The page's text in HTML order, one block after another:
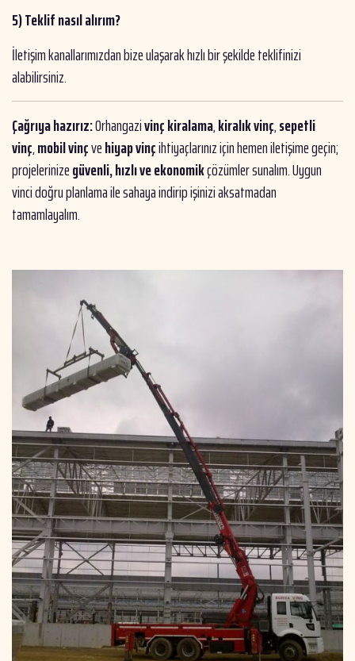
5) Teklif nasıl alırım?
İletişim kanallarımızdan bize ulaşarak hızlı bir şekilde teklifinizi
alabilirsiniz.
Çağrıya hazırız:Orhangazivinç kiralama,kiralık vinç,sepetli
vinç,mobil vinçvehiyap vinçihtiyaçlarınız için hemen iletişime geçin;
projelerinizegüvenli, hızlı ve ekonomikçözümler sunalım. Uygun
vinci doğru planlama ile sahaya indirip işinizi aksatmadan
tamamlayalım.